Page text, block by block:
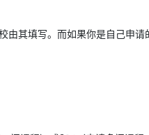
其填写。而如果你是自己申